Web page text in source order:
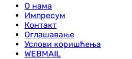
О нама
Импресум
Контакт
Оглашавање
Услови коришћења
WEBMAIL